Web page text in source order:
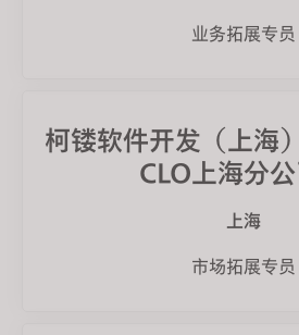
业务拓展专员
柯镂软件开发（上海
CLO上海分公
上海
市场拓展专员